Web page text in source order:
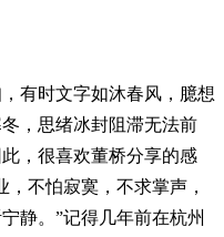
有时文字如沐春风，臆想
，思绪冰封阻滞无法前
，很喜欢董桥分享的感
不怕寂寞，不求掌声，
静。”记得几年前在杭州